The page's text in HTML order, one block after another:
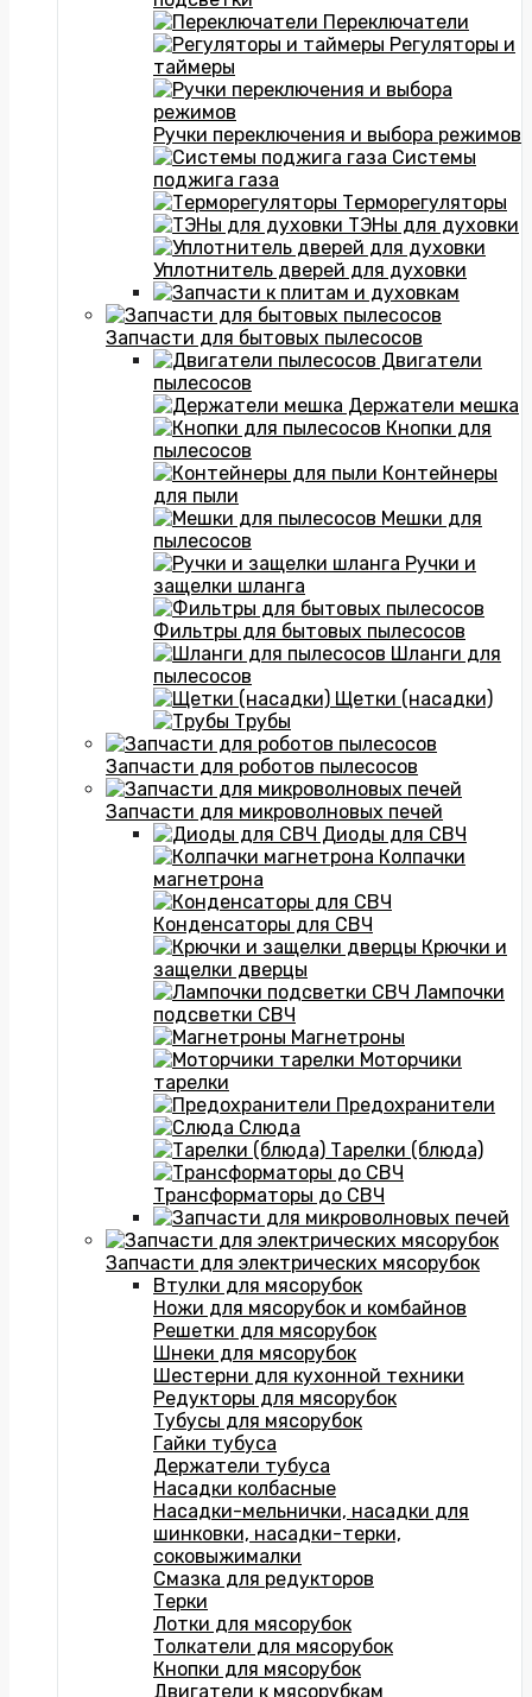
Переключатели
Регуляторы и
таймеры
Ручки переключения и выбора режимов
Системы
поджига газа
Терморегуляторы
ТЭНы для духовки
Уплотнитель дверей для духовки
Запчасти для бытовых пылесосов
Двигатели
пылесосов
Держатели мешка
Кнопки для
пылесосов
Контейнеры
для пыли
Мешки для
пылесосов
Ручки и
защелки шланга
Фильтры для бытовых пылесосов
Шланги для
пылесосов
Щетки (насадки)
Трубы
Запчасти для роботов пылесосов
Запчасти для микроволновых печей
Диоды для СВЧ
Колпачки
магнетрона
Конденсаторы для СВЧ
Крючки и
защелки дверцы
Лампочки
подсветки СВЧ
Магнетроны
Моторчики
тарелки
Предохранители
Слюда
Тарелки (блюда)
Трансформаторы до СВЧ
Запчасти для электрических мясорубок
Втулки для мясорубок
Ножи для мясорубок и комбайнов
Решетки для мясорубок
Шнеки для мясорубок
Шестерни для кухонной техники
Редукторы для мясорубок
Тубусы для мясорубок
Гайки тубуса
Держатели тубуса
Насадки колбасные
Насадки-мельнички, насадки для
шинковки, насадки-терки,
соковыжималки
Смазка для редукторов
Терки
Лотки для мясорубок
Толкатели для мясорубок
Кнопки для мясорубок
Двигатели к мясорубкам